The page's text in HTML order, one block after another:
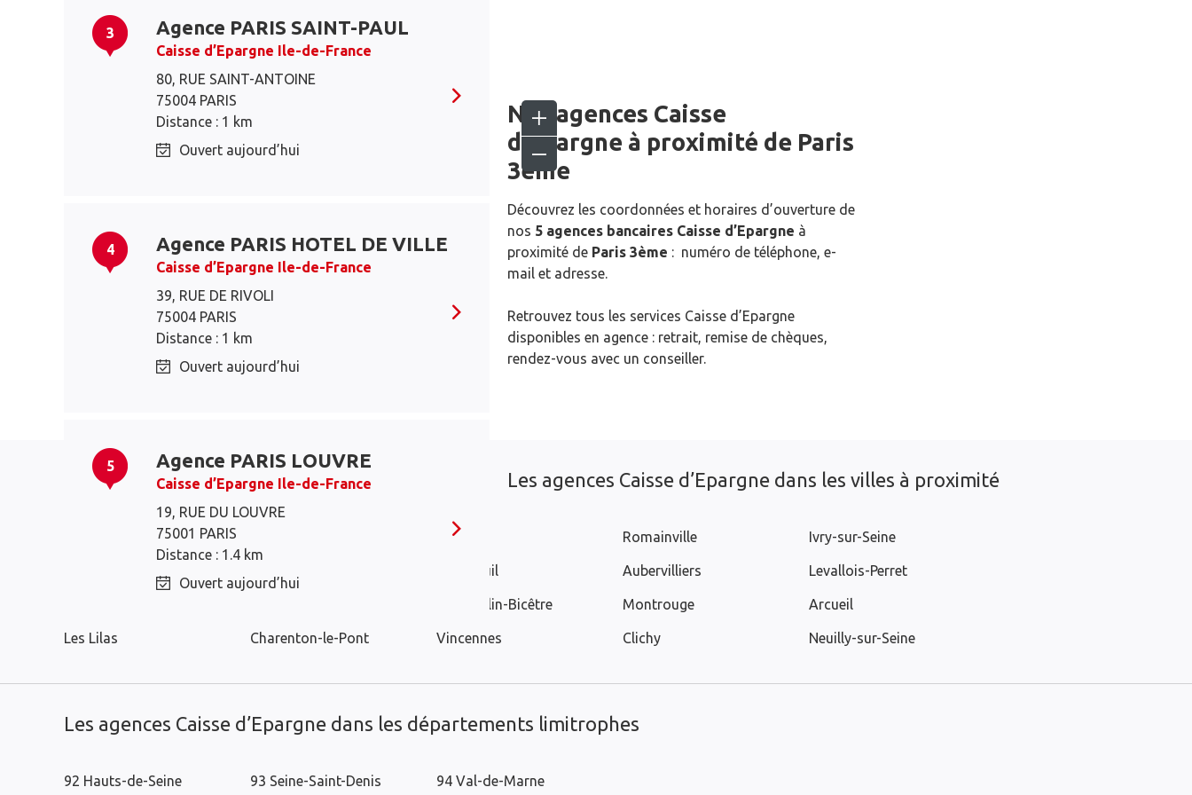
3 Agence PARIS SAINT-PAUL
Caisse d’Epargne Ile-de-France
80, RUE SAINT-ANTOINE
75004 PARIS
Distance : 1 km
Ouvert aujourd’hui
4 Agence PARIS HOTEL DE VILLE
Caisse d’Epargne Ile-de-France
39, RUE DE RIVOLI
75004 PARIS
Distance : 1 km
Ouvert aujourd’hui
5 Agence PARIS LOUVRE
Caisse d’Epargne Ile-de-France
19, RUE DU LOUVRE
75001 PARIS
Distance : 1.4 km
Ouvert aujourd’hui
Nos agences Caisse
d’Epargne à proximité de Paris
3ème
Découvrez les coordonnées et horaires d’ouverture de
nos 5 agences bancaires Caisse d’Epargne à
proximité de Paris 3ème : numéro de téléphone, e-
mail et adresse.
Retrouvez tous les services Caisse d’Epargne
disponibles en agence : retrait, remise de chèques,
rendez-vous avec un conseiller.
Les agences Caisse d’Epargne dans les villes à proximité
Les Lilas Charenton-le-Pont
Gentilly
Montreuil
Le Kremlin-Bicêtre
Vincennes
Romainville
Aubervilliers
Montrouge
Clichy
Ivry-sur-Seine
Levallois-Perret
Arcueil
Neuilly-sur-Seine
Les agences Caisse d’Epargne dans les départements limitrophes
92 Hauts-de-Seine 93 Seine-Saint-Denis 94 Val-de-Marne